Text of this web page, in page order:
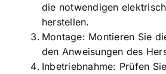
die notwendigen
herstellen.
Montage: Montieren Sie
den Anweisungen des
Inbetriebnahme: Prüfen